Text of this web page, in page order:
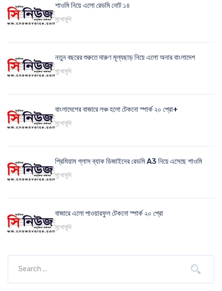
শাওমি নিয়ে এলো রেডমি নোট ১৪
মুখোমুখি
নতুন বছরের শুরুতে দারুণ মূল্যছাড় নিয়ে এলো অনার বাংলাদেশ
মুখোমুখি
বাংলাদেশের বাজারে লঞ্চ হলো টেকনো স্পার্ক ২০ প্রো+
মুখোমুখি
প্রিমিয়াম গ্লাস ব্যাক ডিজাইনের রেডমি A3 নিয়ে এসেছে শাওমি
মুখোমুখি
বাজারে এলো পাওয়ারফুল টেকনো স্পার্ক ২০ প্রো
মুখোমুখি